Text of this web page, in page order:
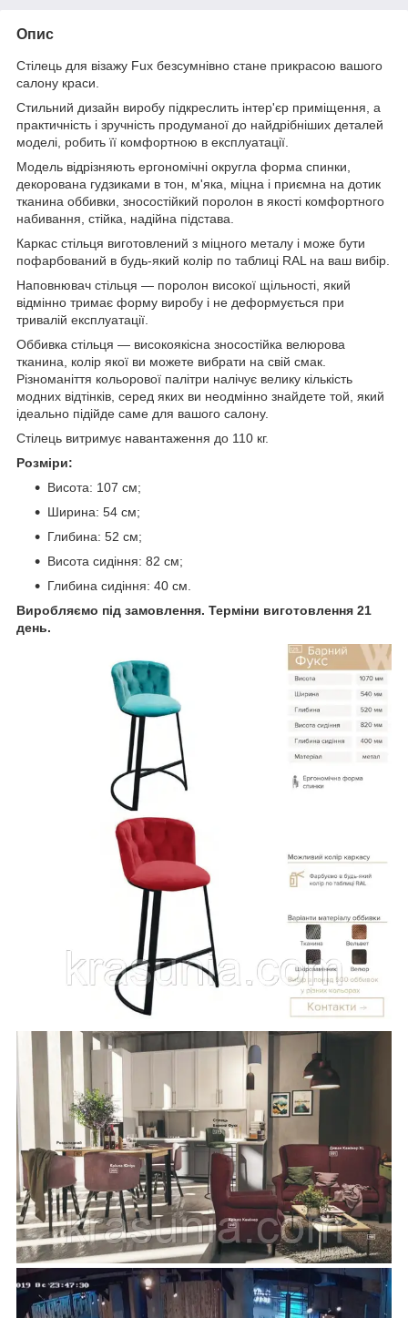
Опис
Стілець для візажу Fux безсумнівно стане прикрасою вашого
салону краси.
Стильний дизайн виробу підкреслить інтер'єр приміщення, а
практичність і зручність продуманої до найдрібніших деталей
моделі, робить її комфортною в експлуатації.
Модель відрізняють ергономічні округла форма спинки,
декорована гудзиками в тон, м'яка, міцна і приємна на дотик
тканина оббивки, зносостійкий поролон в якості комфортного
набивання, стійка, надійна підстава.
Каркас стільця виготовлений з міцного металу і може бути
пофарбований в будь-який колір по таблиці RAL на ваш вибір.
Наповнювач стільця — поролон високої щільності, який
відмінно тримає форму виробу і не деформується при
тривалій експлуатації.
Оббивка стільця — високоякісна зносостійка велюрова
тканина, колір якої ви можете вибрати на свій смак.
Різноманіття кольорової палітри налічує велику кількість
модних відтінків, серед яких ви неодмінно знайдете той, який
ідеально підійде саме для вашого салону.
Стілець витримує навантаження до 110 кг.
Розміри:
Висота: 107 см;
Ширина: 54 см;
Глибина: 52 см;
Висота сидіння: 82 см;
Глибина сидіння: 40 см.
Виробляємо під замовлення. Терміни виготовлення 21
день.